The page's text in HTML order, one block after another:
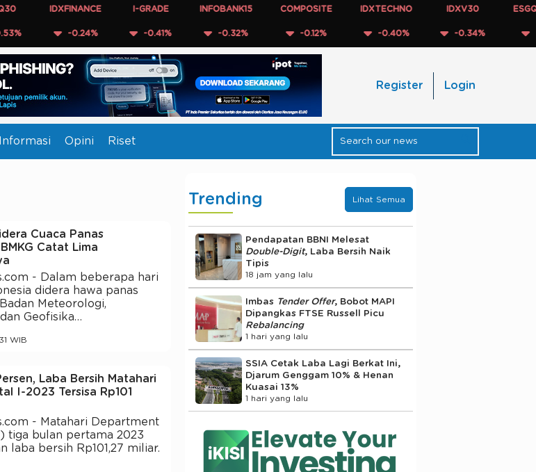
IDXFINANCE
-0.24%
I-GRADE
-0.41%
INFOBANK15
-0.32%
COMPOSITE
-0.12%
IDXTECHNO
-0.40%
IDXV30
-0.34%
ESGQKEHATI
-0.11%
Register Login
Informasi Opini Riset
Cuaca Panas
Catat Lima
- Dalam beberapa hari
didera hawa panas
Meteorologi,
Geofisika…
WIB
Laba Bersih Matahari
I-2023 Tersisa Rp101
- Matahari Department
tiga bulan pertama 2023
laba bersih Rp101,27 miliar.
Trending Lihat Semua
Pendapatan BBNI Melesat
Double-Digit, Laba Bersih Naik
Tipis
18 jam yang lalu
Imbas Tender Offer, Bobot MAPI
Dipangkas FTSE Russell Picu
Rebalancing
1 hari yang lalu
SSIA Cetak Laba Lagi Berkat Ini,
Djarum Genggam 10% & Henan
Kuasai 13%
1 hari yang lalu